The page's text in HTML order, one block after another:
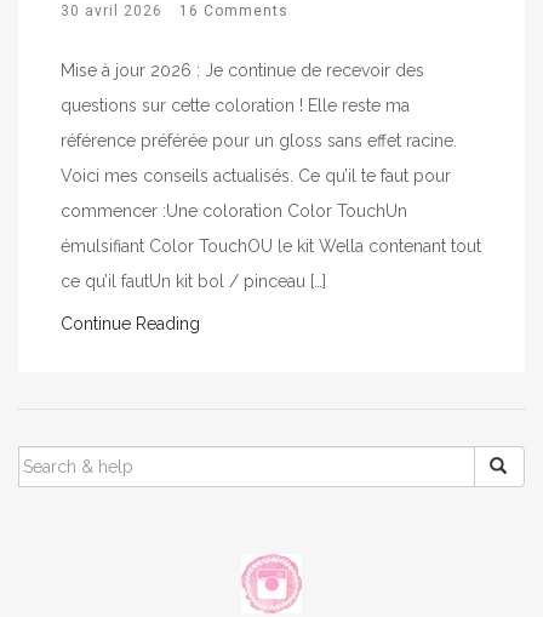
30 avril 2026 16 Comments
Mise à jour 2026 : Je continue de recevoir des
questions sur cette coloration ! Elle reste ma
référence préférée pour un gloss sans effet racine.
Voici mes conseils actualisés. Ce qu’il te faut pour
commencer :Une coloration Color TouchUn
émulsifiant Color TouchOU le kit Wella contenant tout
ce qu’il fautUn kit bol / pinceau […]
Continue Reading
SEARCH
FOR: